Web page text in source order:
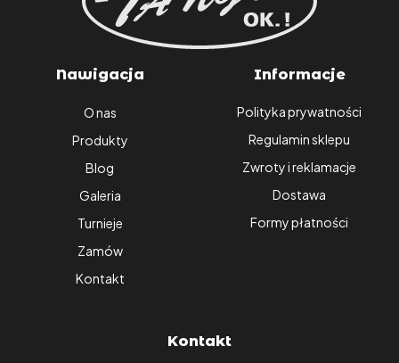
Nawigacja
O nas
Produkty
Blog
Galeria
Turnieje
Zamów
Kontakt
Informacje
Polityka prywatności
Regulamin sklepu
Zwroty i reklamacje
Dostawa
Formy płatności
Kontakt